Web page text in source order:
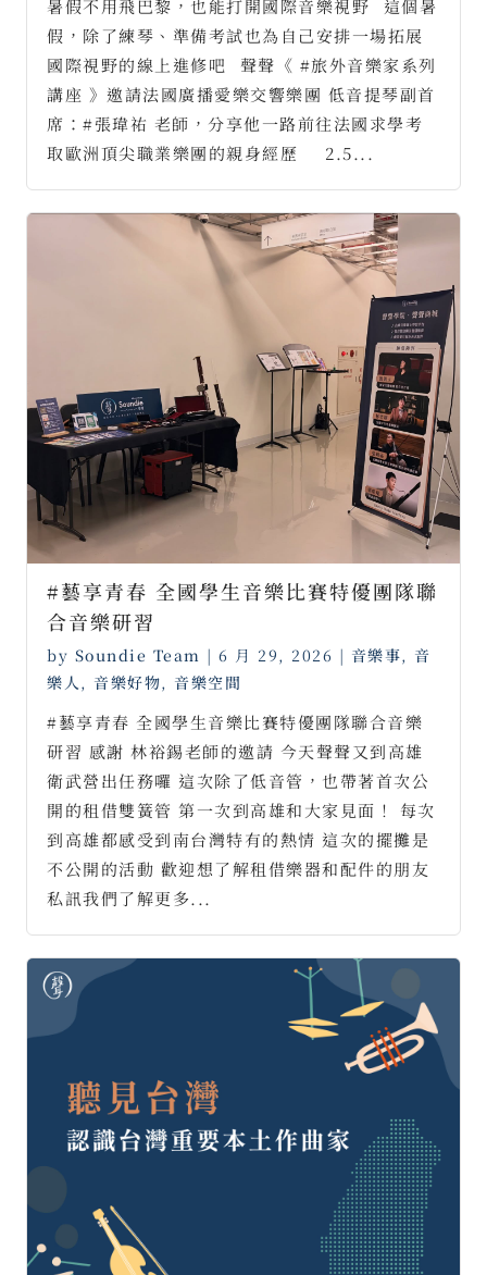
暑假不用飛巴黎，也能打開國際音樂視野⠀這個暑
假，除了練琴、準備考試也為自己安排一場拓展
國際視野的線上進修吧⠀聲聲《 #旅外音樂家系列
講座 》邀請法國廣播愛樂交響樂團 低音提琴副首
席：#張瑋祐 老師，分享他一路前往法國求學考
取歐洲頂尖職業樂團的親身經歷⠀⠀2.5...
#藝享青春 全國學生音樂比賽特優團隊聯
合音樂研習
by Soundie Team | 6 月 29, 2026 | 音樂事, 音
樂人, 音樂好物, 音樂空間
#藝享青春 全國學生音樂比賽特優團隊聯合音樂
研習 感謝 林裕錫老師的邀請 今天聲聲又到高雄
衛武營出任務囉 這次除了低音管，也帶著首次公
開的租借雙簧管 第一次到高雄和大家見面！ 每次
到高雄都感受到南台灣特有的熱情 這次的擺攤是
不公開的活動 歡迎想了解租借樂器和配件的朋友
私訊我們了解更多...